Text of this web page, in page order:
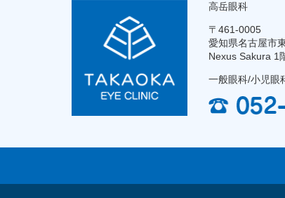
高岳眼科
〒461-0005
愛知県名古屋市
Nexus Sakura 1
一般眼科/小児眼